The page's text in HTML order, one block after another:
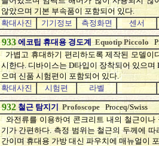
않았으며 기본 부속품이 포함되어 있다.
확대사진
기기정보 측정화면 센서
933 에코팁 휴대용 경도계Equotip Piccolo
가볍고 휴대하기 편리하도록 제작된 모델이
시한다. 디바이스는 D타입이 장착되어 있으
으며 신품 시험편이 포함되어 있다.
확대사진
시험편 라벨
932 철근 탐지기 Profoscope Proceq/Swiss
와전류를 이용하여 콘크리트 내의 철근이나
기가 간편하다. 측정 범위는 철근의 두께에
간이며 휴대용 가방 대신 파우치에 매뉴얼이